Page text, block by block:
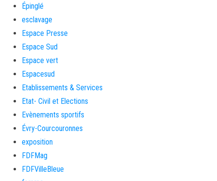
Épinglé
esclavage
Espace Presse
Espace Sud
Espace vert
Espacesud
Etablissements & Services
Etat- Civil et Elections
Evènements sportifs
Évry-Courcouronnes
exposition
FDFMag
FDFVilleBleue